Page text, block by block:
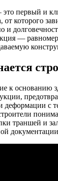
первый и
от которого
и
—
к основанию
деформации с
траншей и